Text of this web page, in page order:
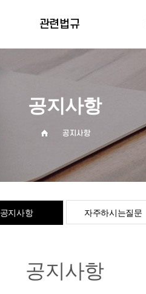
관련법규
공지사항 자주하시는질문
공지사항
공지사항
공지사항